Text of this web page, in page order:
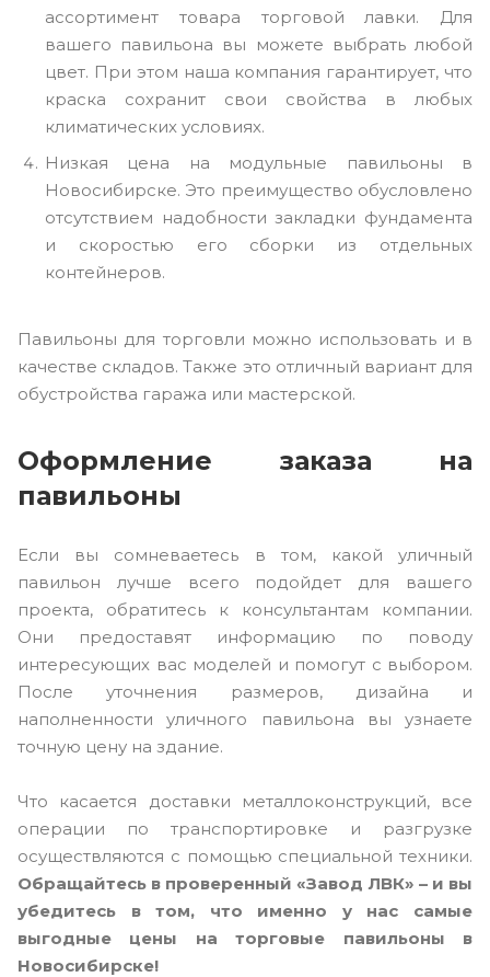
ассортимент товара торговой лавки. Для
вашего павильона вы можете выбрать любой
цвет. При этом наша компания гарантирует, что
краска сохранит свои свойства в любых
климатических условиях.
Низкая цена на модульные павильоны в
Новосибирске. Это преимущество обусловлено
отсутствием надобности закладки фундамента
и скоростью его сборки из отдельных
контейнеров.
Павильоны для торговли можно использовать и в
качестве складов. Также это отличный вариант для
обустройства гаража или мастерской.
Оформление заказа на
павильоны
Если вы сомневаетесь в том, какой уличный
павильон лучше всего подойдет для вашего
проекта, обратитесь к консультантам компании.
Они предоставят информацию по поводу
интересующих вас моделей и помогут с выбором.
После уточнения размеров, дизайна и
наполненности уличного павильона вы узнаете
точную цену на здание.
Что касается доставки металлоконструкций, все
операции по транспортировке и разгрузке
осуществляются с помощью специальной техники.
Обращайтесь в проверенный «Завод ЛВК» – и вы
убедитесь в том, что именно у нас самые
выгодные цены на торговые павильоны в
Новосибирске!